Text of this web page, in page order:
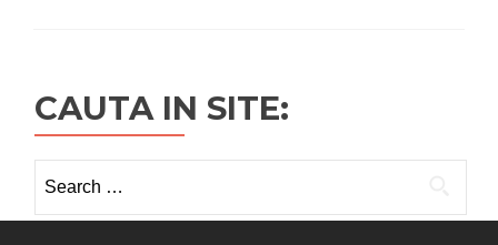
CAUTA IN SITE:
for: